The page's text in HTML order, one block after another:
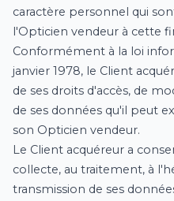
caractère personnel qui
l'Opticien vendeur à cette
Conformément à la loi
janvier 1978, le Client
de ses droits d'accès, de
de ses données qu'il peut
son Opticien vendeur.
Le Client acquéreur a
collecte, au traitement, à
transmission de ses